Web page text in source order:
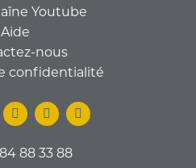
Youtube
Aide
nous
confidentialité
84 88 33 88